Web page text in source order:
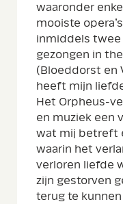
waaronder
mooiste
inmiddels
gezongen in
(Bloeddorst en
heeft mijn
Het Orpheus-
en muziek een
wat mij betreft
waarin het
verloren liefde
zijn gestorven
terug te